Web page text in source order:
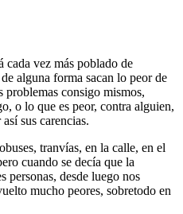
cada vez más poblado de
alguna forma sacan lo peor de
problemas consigo mismos,
o lo que es peor, contra alguien,
sus carencias.
tranvías, en la calle, en el
cuando se decía que la
personas, desde luego nos
mucho peores, sobretodo en